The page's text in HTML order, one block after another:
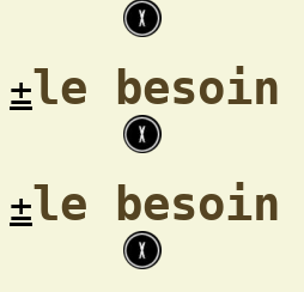
±le
±le besoin